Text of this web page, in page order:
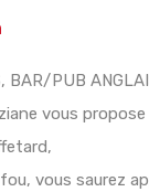
BAR/PUB
vous
vous saurez